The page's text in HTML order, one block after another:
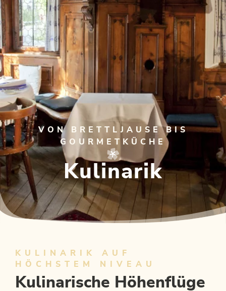
VON BRETTLJAUSE BIS
GOURMETKÜCHE
Kulinarik
KULINARIK AUF
HÖCHSTEM NIVEAU
Kulinarische Höhenflüge